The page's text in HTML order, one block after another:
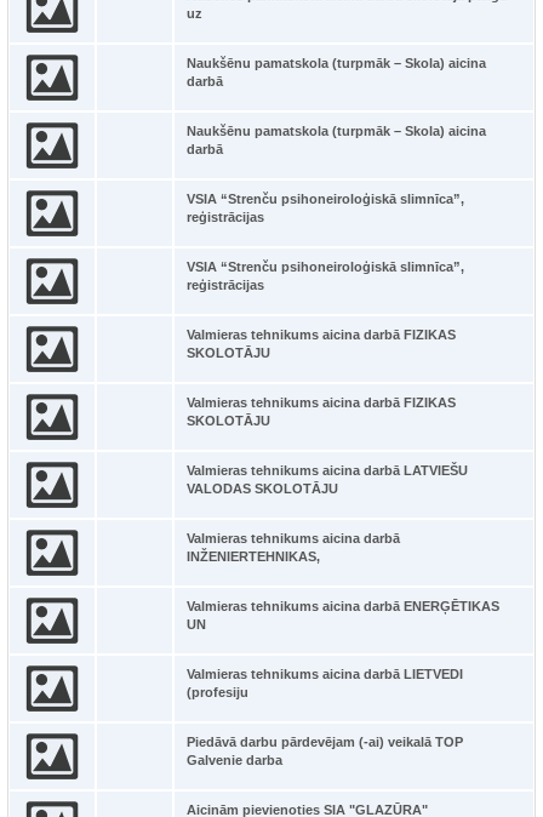
uz
Naukšēnu pamatskola (turpmāk – Skola) aicina
darbā
Naukšēnu pamatskola (turpmāk – Skola) aicina
darbā
VSIA “Strenču psihoneiroloģiskā slimnīca”,
reģistrācijas
VSIA “Strenču psihoneiroloģiskā slimnīca”,
reģistrācijas
Valmieras tehnikums aicina darbā FIZIKAS
SKOLOTĀJU
Valmieras tehnikums aicina darbā FIZIKAS
SKOLOTĀJU
Valmieras tehnikums aicina darbā LATVIEŠU
VALODAS SKOLOTĀJU
Valmieras tehnikums aicina darbā
INŽENIERTEHNIKAS,
Valmieras tehnikums aicina darbā ENERĢĒTIKAS
UN
Valmieras tehnikums aicina darbā LIETVEDI
(profesiju
Piedāvā darbu pārdevējam (-ai) veikalā TOP
Galvenie darba
Aicinām pievienoties SIA "GLAZŪRA"